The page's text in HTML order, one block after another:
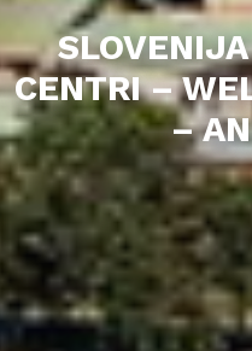
CENTRI –
–